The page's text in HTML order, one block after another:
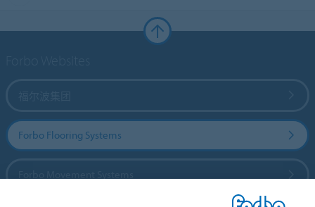
Forbo Flooring Systems